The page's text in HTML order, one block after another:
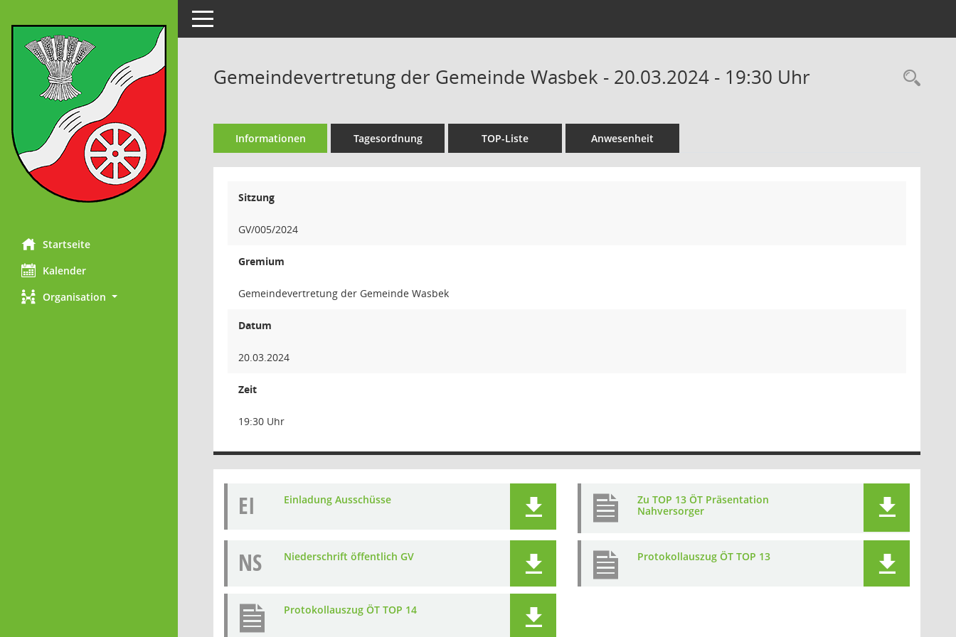
Startseite
Kalender
Organisation
Toggle navigation
Gemeindevertretung der Gemeinde Wasbek - 20.03.2024 - 19:30 Uhr
Informationen Tagesordnung TOP-Liste Anwesenheit
Sitzung
GV/005/2024
Gremium
Gemeindevertretung der Gemeinde Wasbek
Datum
20.03.2024
Zeit
19:30 Uhr
EI Einladung Ausschüsse
Zu TOP 13 ÖT Präsentation
Nahversorger
NS Niederschrift öffentlich GV Protokollauszug ÖT TOP 13
Protokollauszug ÖT TOP 14